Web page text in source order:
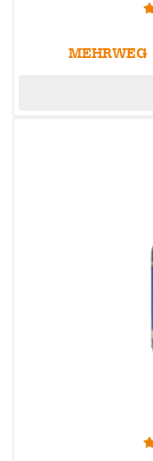
MEHRWEG